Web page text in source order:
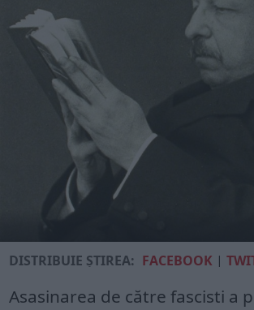
DISTRIBUIE ȘTIREA: FACEBOOK |
Asasinarea de către fascisti a